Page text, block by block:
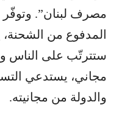
مصرف لبنان”. وتوفّر
المدفوع من الشحنة،
ستترتّب على الناس
مجاني، يستدعي
والدولة من مجانيته.